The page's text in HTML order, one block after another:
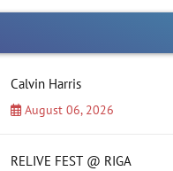
Calvin Harris
August 06, 2026
RELIVE FEST @ RIGA